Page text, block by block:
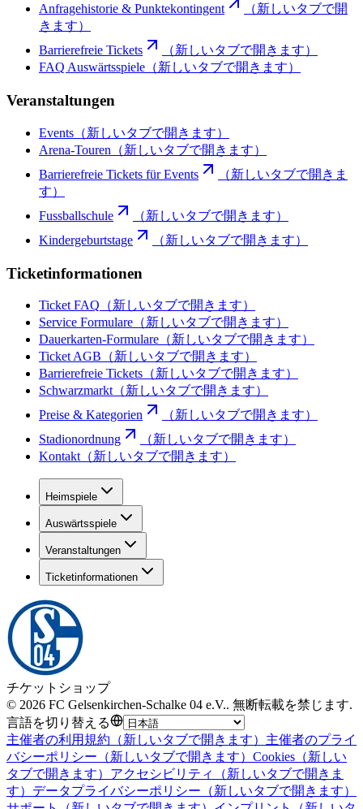
Anfragehistorie & Punktekontingent
（新しいタブで開
きます）
Barrierefreie Tickets
（新しいタブで開きます）
FAQ Auswärtsspiele （新しいタブで開きます）
Veranstaltungen
Events （新しいタブで開きます）
Arena-Touren （新しいタブで開きます）
Barrierefreie Tickets für Events
（新しいタブで開きま
す）
Fussballschule
（新しいタブで開きます）
Kindergeburtstage
（新しいタブで開きます）
Ticketinformationen
Ticket FAQ （新しいタブで開きます）
Service Formulare （新しいタブで開きます）
Dauerkarten-Formulare （新しいタブで開きます）
Ticket AGB （新しいタブで開きます）
Barrierefreie Tickets （新しいタブで開きます）
Schwarzmarkt （新しいタブで開きます）
Preise & Kategorien
（新しいタブで開きます）
Stadionordnung
（新しいタブで開きます）
Kontakt （新しいタブで開きます）
Heimspiele
Auswärtsspiele
Veranstaltungen
Ticketinformationen
チケットショップ
© 2026 FC Gelsenkirchen-Schalke 04 e.V.. 無断転載を禁じます.
言語を切り替える
主催者の利用規約 （新しいタブで開きます） 主催者のプライ
バシーポリシー （新しいタブで開きます） Cookies （新しい
タブで開きます） アクセシビリティ
（新しいタブで開きま
す） データプライバシーポリシー （新しいタブで開きます）